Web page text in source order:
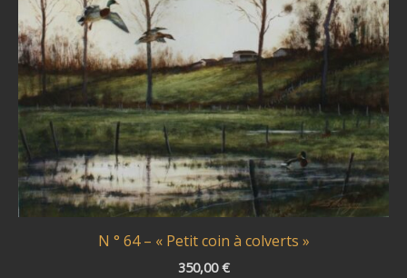
N ° 64 – « Petit coin à colverts »
350,00€